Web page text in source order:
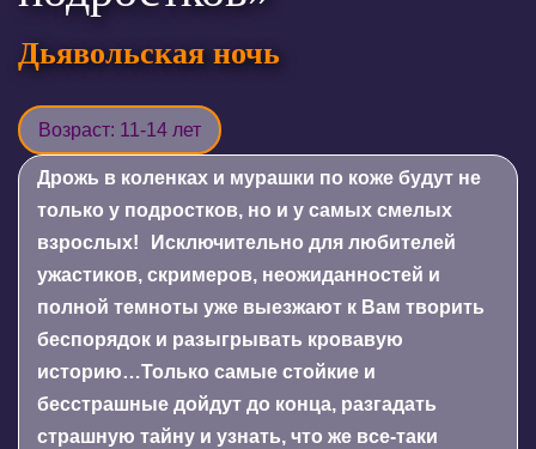
Дьявольская ночь
Возраст: 11-14 лет
Дрожь в коленках и мурашки по коже будут не
только у подростков, но и у самых смелых
взрослых! Исключительно для любителей
ужастиков, скримеров, неожиданностей и
полной темноты уже выезжают к Вам творить
беспорядок и разыгрывать кровавую
историю…Только самые стойкие и
бесстрашные дойдут до конца, разгадать
страшную тайну и узнать, что же все-таки